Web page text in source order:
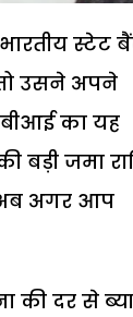
स्टेट
उसने अपने
का यह
बड़ी जमा
अब अगर आप
की दर से